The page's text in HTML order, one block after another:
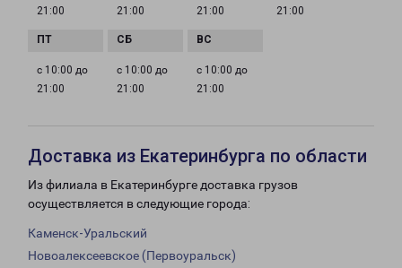
21:00
21:00
21:00
21:00
с 10:00 до
21:00
с 10:00 до
21:00
с 10:00 до
21:00
Доставка из Екатеринбурга по области
Из филиала в Екатеринбурге доставка грузов
осуществляется в следующие города:
Каменск-Уральский
Новоалексеевское (Первоуральск)